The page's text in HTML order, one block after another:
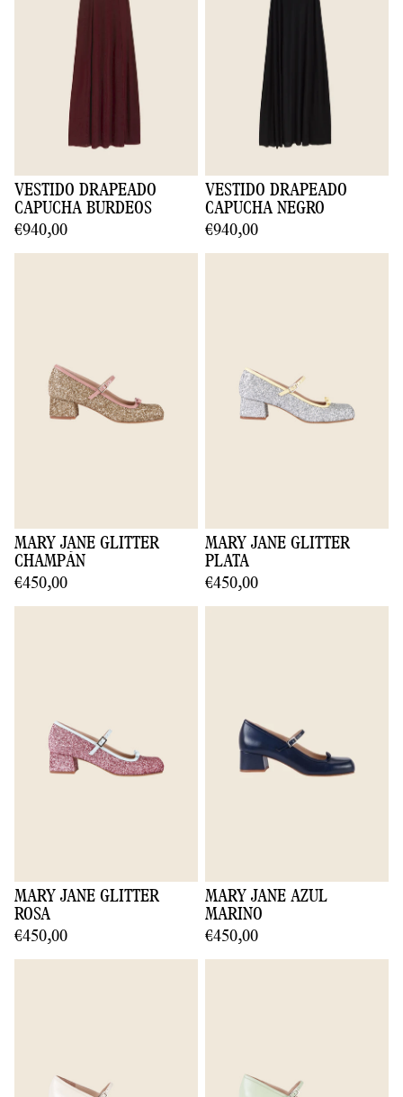
VESTIDO DRAPEADO
CAPUCHA BURDEOS
€940,00
VESTIDO DRAPEADO
CAPUCHA NEGRO
€940,00
MARY JANE GLITTER
CHAMPÁN
€450,00
MARY JANE GLITTER
PLATA
€450,00
MARY JANE GLITTER
ROSA
€450,00
MARY JANE AZUL
MARINO
€450,00